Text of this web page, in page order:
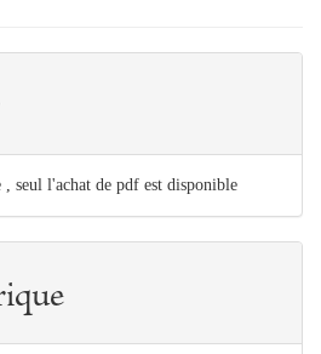
, seul l'achat de pdf est disponible